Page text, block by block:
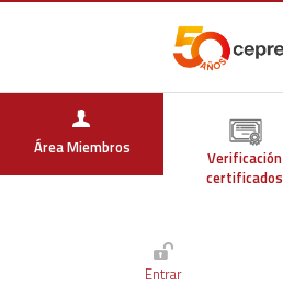
Área Miembros
Verificación
certificados
Entrar